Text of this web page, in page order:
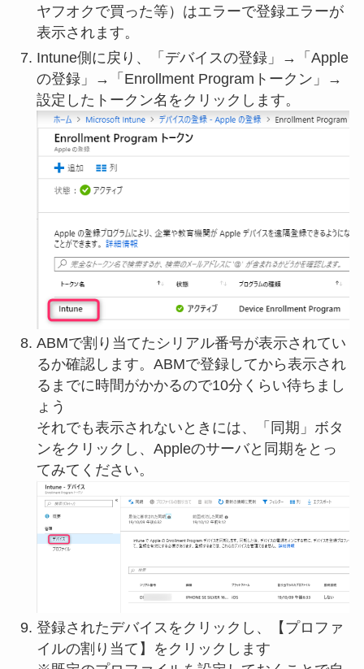
ヤフオクで買った等）はエラーで登録エラーが
表示されます。
Intune側に戻り、「デバイスの登録」→「Apple
の登録」→「Enrollment Programトークン」→
設定したトークン名をクリックします。
ABMで割り当てたシリアル番号が表示されてい
るか確認します。ABMで登録してから表示され
るまでに時間がかかるので10分くらい待ちまし
ょう
それでも表示されないときには、「同期」ボタ
ンをクリックし、Appleのサーバと同期をとっ
てみてください。
登録されたデバイスをクリックし、【プロファ
イルの割り当て】をクリックします